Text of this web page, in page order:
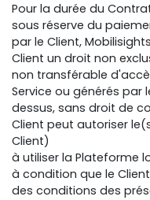
Pour la durée du
sous réserve du
par le Client,
Client un droit non
non transférable
Service ou générés par
dessus, sans droit de
Client peut autoriser
Client)
à utiliser la Plateforme
à condition que le
des conditions des